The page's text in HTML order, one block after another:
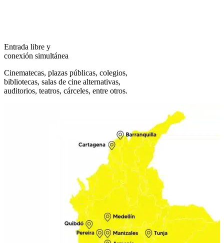
Entrada libre y
conexión simultánea
Cinematecas, plazas públicas, colegios,
bibliotecas, salas de cine alternativas,
auditorios, teatros, cárceles, entre otros.